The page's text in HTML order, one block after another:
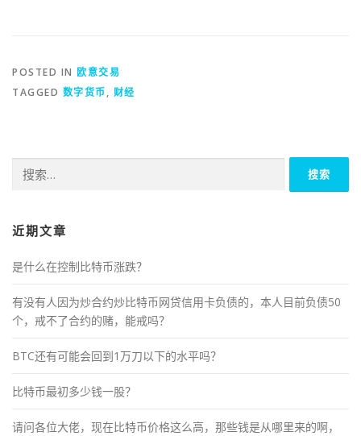
POSTED IN 欧意交易
TAGGED 数字货币, 财经
索：
近期文章
是什么在控制比特币涨跌？
有没有人因为炒合约炒比特币网贷信用卡负债的，本人目前负债50
个，戒不了合约的赌，能戒吗？
BTC还有可能会回到1万刀以下的水平吗？
比特币最初多少钱一股？
请问各位大佬，现在比特币价格这么高，那些钱是从哪里来的啊，